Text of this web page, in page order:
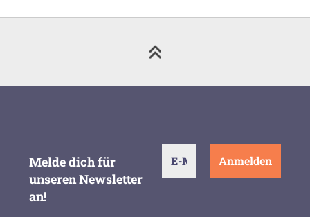
Melde dich für
unseren Newsletter
an!